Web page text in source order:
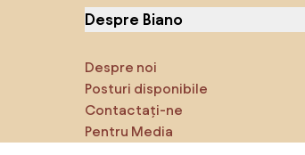
Despre Biano
Despre noi
Posturi disponibile
Contactați-ne
Pentru Media